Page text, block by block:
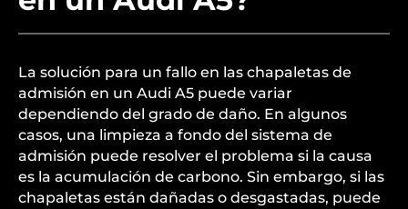
La solución para un fallo en las chapaletas de
admisión en un Audi A5 puede variar
dependiendo del grado de daño. En algunos
casos, una limpieza a fondo del sistema de
admisión puede resolver el problema si la causa
es la acumulación de carbono. Sin embargo, si las
chapaletas están dañadas o desgastadas, puede